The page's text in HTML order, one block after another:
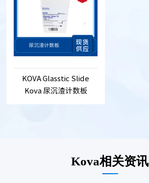
KOVA Glasstic Slide
Kova 尿沉渣计数板
Kova相关资讯